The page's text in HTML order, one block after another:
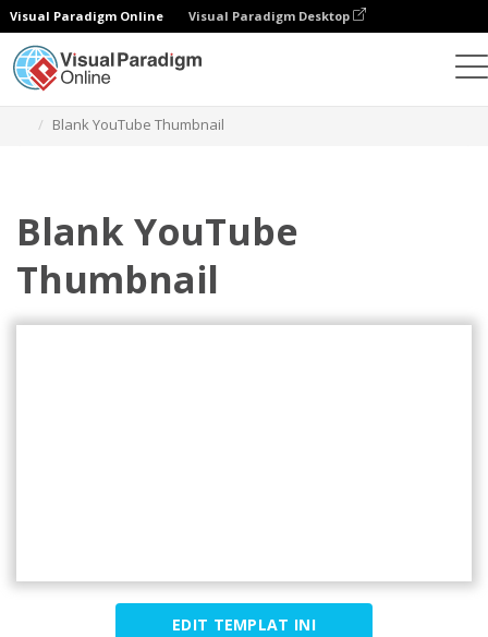
Visual Paradigm Online Visual Paradigm Desktop
Blank YouTube Thumbnail
Blank YouTube
Thumbnail
EDIT TEMPLAT INI